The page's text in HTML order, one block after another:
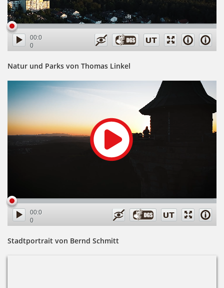
00:0
0
Natur und Parks von Thomas Linkel
00:0
0
Stadtportrait von Bernd Schmitt